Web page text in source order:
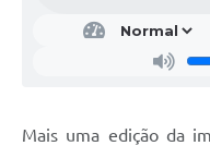
Mais uma edição da